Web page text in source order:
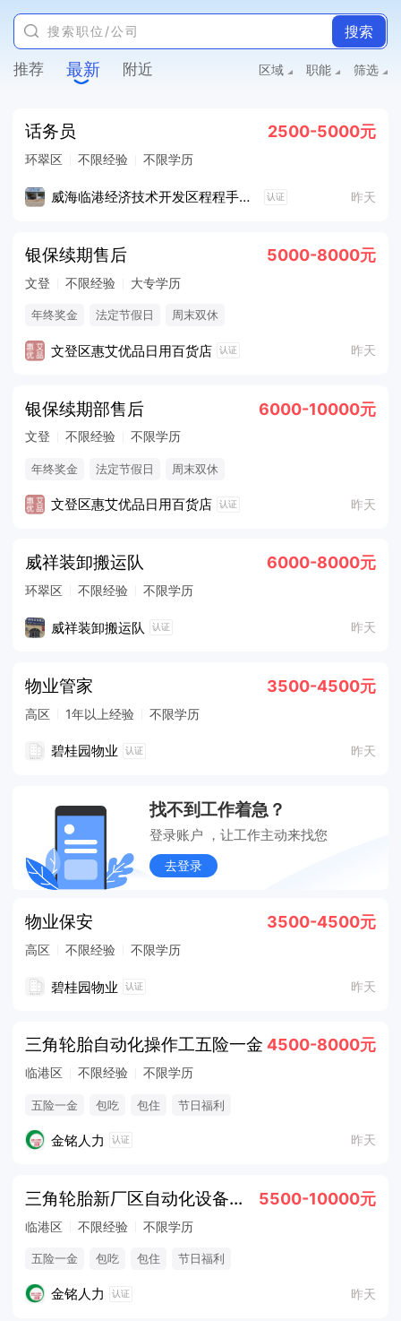
搜索
推荐 最新 附近 区域 职能 筛选
话务员 2500-5000元
环翠区 不限经验 不限学历
威海临港经济技术开发区程程手机店 认证 昨天
银保续期售后 5000-8000元
文登 不限经验 大专学历
年终奖金 法定节假日 周末双休
文登区惠艾优品日用百货店 认证 昨天
银保续期部售后 6000-10000元
文登 不限经验 不限学历
年终奖金 法定节假日 周末双休
文登区惠艾优品日用百货店 认证 昨天
威祥装卸搬运队 6000-8000元
环翠区 不限经验 不限学历
威祥装卸搬运队 认证 昨天
物业管家 3500-4500元
高区 1年以上经验 不限学历
碧桂园物业 认证 昨天
找不到工作着急？
登录账户 ，让工作主动来找您
去登录
物业保安 3500-4500元
高区 不限经验 不限学历
碧桂园物业 认证 昨天
三角轮胎自动化操作工五险一金 4500-8000元
临港区 不限经验 不限学历
五险一金 包吃 包住 节日福利
金铭人力 认证 昨天
三角轮胎新厂区自动化设备操作技师 5500-10000元
临港区 不限经验 不限学历
五险一金 包吃 包住 节日福利
金铭人力 认证 昨天